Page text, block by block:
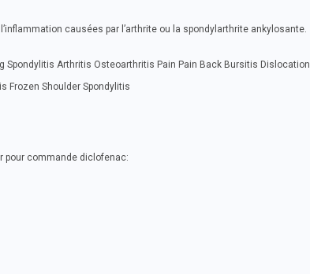
causées par l’arthrite ou la spondylarthrite ankylosante.
Spondylitis Arthritis Osteoarthritis Pain Pain Back Bursitis Dislocation
Frozen Shoulder Spondylitis
pour commande diclofenac: